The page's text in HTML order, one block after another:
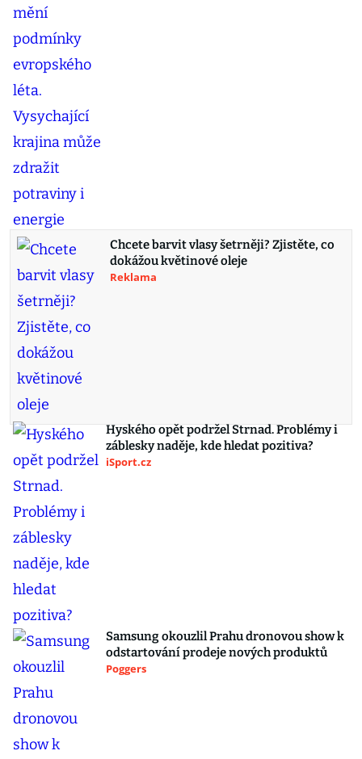
Chcete barvit vlasy šetrněji? Zjistěte, co
dokážou květinové oleje
Reklama
Hyského opět podržel Strnad. Problémy i
záblesky naděje, kde hledat pozitiva?
iSport.cz
Samsung okouzlil Prahu dronovou show k
odstartování prodeje nových produktů
Poggers